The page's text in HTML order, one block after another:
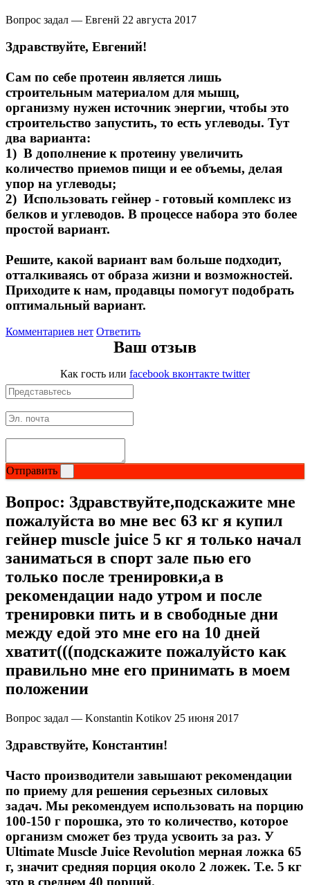
Вопрос задал — Евгенй 22 августа 2017
Здравствуйте, Евгений!
Сам по себе протеин является лишь
строительным материалом для мышц,
организму нужен источник энергии, чтобы это
строительство запустить, то есть углеводы. Тут
два варианта:
1) В дополнение к протеину увеличить
количество приемов пищи и ее объемы, делая
упор на углеводы;
2) Использовать гейнер - готовый комплекс из
белков и углеводов. В процессе набора это более
простой вариант.
Решите, какой вариант вам больше подходит,
отталкиваясь от образа жизни и возможностей.
Приходите к нам, продавцы помогут подобрать
оптимальный вариант.
Комментариев нет Ответить
Ваш отзыв
Как гость или facebook вконтакте twitter
Отправить
Вопрос: Здравствуйте,подскажите мне
пожалуйста во мне вес 63 кг я купил
гейнер muscle juice 5 кг я только начал
заниматься в спорт зале пью его
только после тренировки,а в
рекомендации надо утром и после
тренировки пить и в свободные дни
между едой это мне его на 10 дней
хватит(((подскажите пожалуйсто как
правильно мне его принимать в моем
положении
Вопрос задал — Konstantin Kotikov 25 июня 2017
Здравствуйте, Константин!
Часто производители завышают рекомендации
по приему для решения серьезных силовых
задач. Мы рекомендуем использовать на порцию
100-150 г порошка, это то количество, которое
организм сможет без труда усвоить за раз. У
Ultimate Muscle Juice Revolution мерная ложка 65
г, значит средняя порция около 2 ложек. Т.е. 5 кг
это в среднем 40 порций.